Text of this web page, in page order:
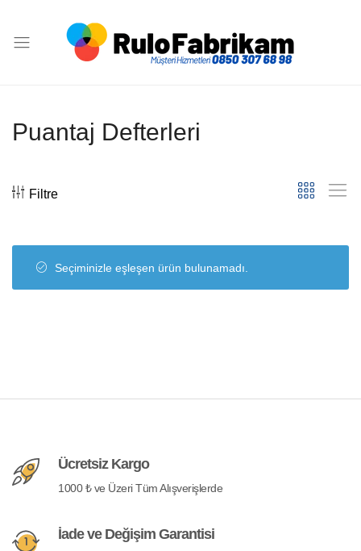
Puantaj Defterleri
Filtre
Seçiminizle eşleşen ürün bulunamadı.
Ücretsiz Kargo
1000 ₺ ve Üzeri Tüm Alışverişlerde
İade ve Değişim Garantisi